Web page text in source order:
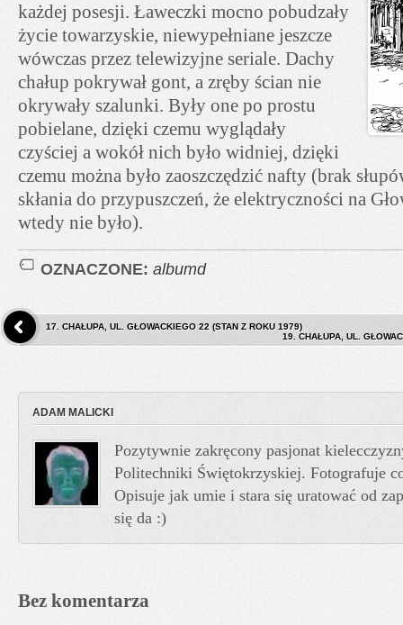
każdej posesji. Ławeczki mocno pobudzały
życie towarzyskie, niewypełniane jeszcze
wówczas przez telewizyjne seriale. Dachy
chałup pokrywał gont, a zręby ścian nie
okrywały szalunki. Były one po prostu
pobielane, dzięki czemu wyglądały
czyściej a wokół nich było widniej, dzięki
czemu można było zaoszczędzić nafty (brak
skłania do przypuszczeń, że elektryczności na
wtedy nie było).
OZNACZONE: albumd
17. CHAŁUPA, UL. GŁOWACKIEGO 22 (STAN Z ROKU 1979)
19. CHAŁUPA, UL.
ADAM MALICKI
Pozytywnie zakręcony pasjonat
Politechniki Świętokrzyskiej. Fotografuje
Opisuje jak umie i stara się uratować od
się da :)
Bez komentarza